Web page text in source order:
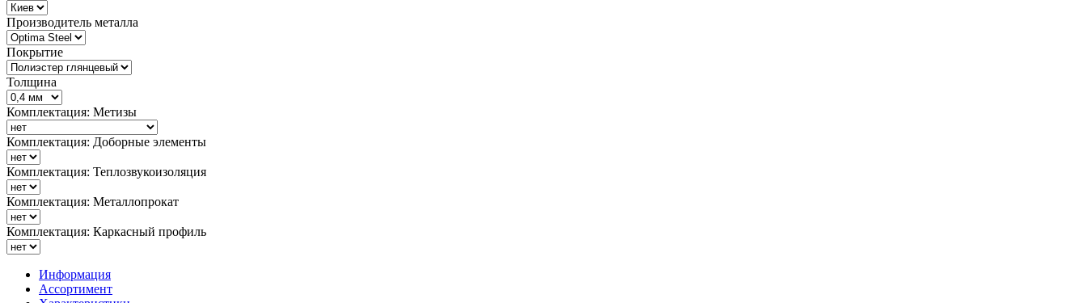
Производитель металла
Покрытие
Толщина
Комплектация: Метизы
Комплектация: Доборные элементы
Комплектация: Теплозвукоизоляция
Комплектация: Металлопрокат
Комплектация: Каркасный профиль
Информация
Ассортимент